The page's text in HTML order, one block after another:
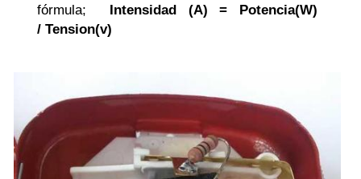
fórmula; Intensidad (A) = Potencia(W)
/ Tension(v)